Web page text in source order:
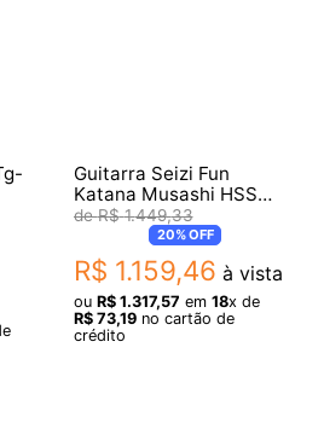
Guitarra Seizi Fun
Katana Musashi HSS
Midnight Black Sparkle
R$ 1.449,33
20%OFF
R$ 1.159,46 à vista
ou R$ 1.317,57 em 18x de
R$ 73,19no cartão de
crédito